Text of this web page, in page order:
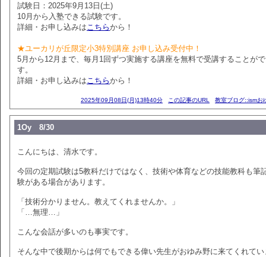
試験日：2025年9月13日(土)
10月から入塾できる試験です。
詳細・お申し込みはこちらから！
★ユーカリが丘限定小3特別講座 お申し込み受付中！
5月から12月まで、毎月1回ずつ実施する講座を無料で受講することが
す。
詳細・お申し込みはこちらから！
2025年09月08日(月)13時40分 この記事のURL 教室ブログ::ismお
1Oy 8/30
こんにちは、清水です。
今回の定期試験は5教科だけではなく、技術や体育などの技能教科も筆
験がある場合があります。
「技術分かりません。教えてくれませんか。」
「…無理…」
こんな会話が多いのも事実です。
そんな中で後期からは何でもできる偉い先生がおゆみ野に来てくれてい